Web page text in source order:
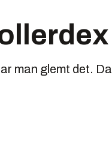
man glemt det. Da